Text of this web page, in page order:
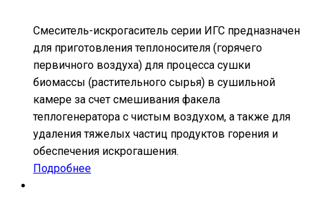
Смеситель-искрогаситель серии ИГС предназначен
для приготовления теплоносителя (горячего
первичного воздуха) для процесса сушки
биомассы (растительного сырья) в сушильной
камере за счет смешивания факела
теплогенератора с чистым воздухом, а также для
удаления тяжелых частиц продуктов горения и
обеспечения искрогашения.
Подробнее